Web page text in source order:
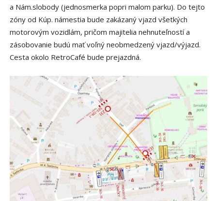
a Nám.slobody (jednosmerka popri malom parku). Do tejto
zóny od Kúp. námestia bude zakázaný vjazd všetkých
motorovým vozidlám, pričom majitelia nehnuteľností a
zásobovanie budú mať voľný neobmedzený vjazd/výjazd.
Cesta okolo RetroCafé bude prejazdná.